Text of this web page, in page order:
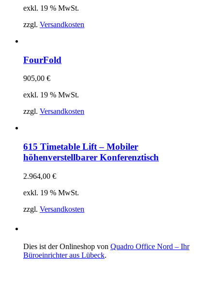
exkl. 19 % MwSt.
zzgl. Versandkosten
FourFold
905,00 €
exkl. 19 % MwSt.
zzgl. Versandkosten
615 Timetable Lift – Mobiler
höhenverstellbarer Konferenztisch
2.964,00 €
exkl. 19 % MwSt.
zzgl. Versandkosten
Dies ist der Onlineshop von Quadro Office Nord – Ihr
Büroeinrichter aus Lübeck.